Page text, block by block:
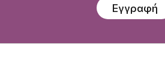
Εγγραφή